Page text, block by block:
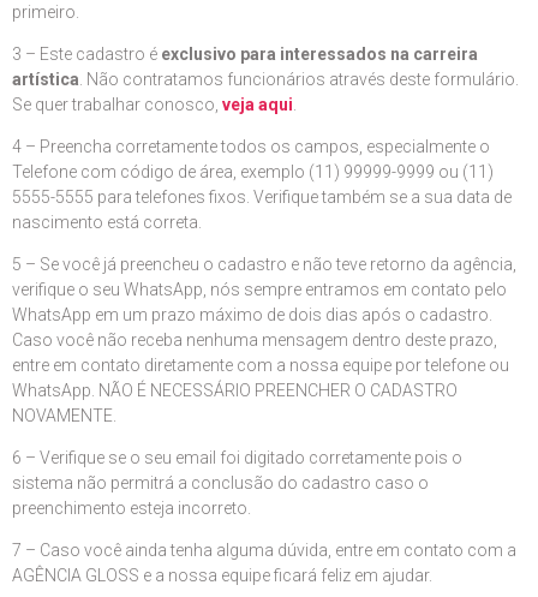
primeiro.
3 – Este cadastro é exclusivo para interessados na carreira
artística . Não contratamos funcionários através deste formulário.
Se quer trabalhar conosco, veja aqui
4 – Preencha corretamente todos os campos, especialmente o
Telefone com código de área, exemplo (11) 99999-9999 ou (11)
5555-5555 para telefones fixos. Verifique também se a sua data de
nascimento está correta.
5 – Se você já preencheu o cadastro e não teve retorno da agência,
verifique o seu WhatsApp, nós sempre entramos em contato pelo
WhatsApp em um prazo máximo de dois dias após o cadastro.
Caso você não receba nenhuma mensagem dentro deste prazo,
entre em contato diretamente com a nossa equipe por telefone ou
WhatsApp. NÃO É NECESSÁRIO PREENCHER O CADASTRO
NOVAMENTE.
6 – Verifique se o seu email foi digitado corretamente pois o
sistema não permitrá a conclusão do cadastro caso o
preenchimento esteja incorreto.
7 – Caso você ainda tenha alguma dúvida, entre em contato com a
AGÊNCIA GLOSS e a nossa equipe ficará feliz em ajudar.